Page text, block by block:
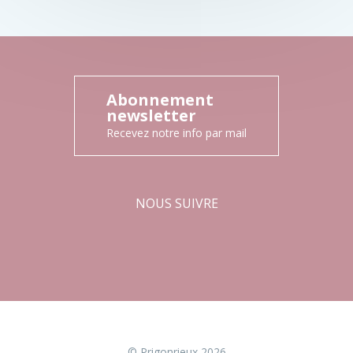
Abonnement
newsletter
Recevez notre info par mail
NOUS SUIVRE